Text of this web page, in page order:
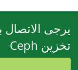
يرجى الاتصال
تخزين Ceph